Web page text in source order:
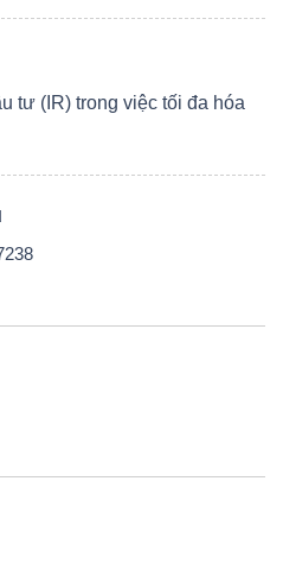
tư (IR) trong việc tối đa hóa